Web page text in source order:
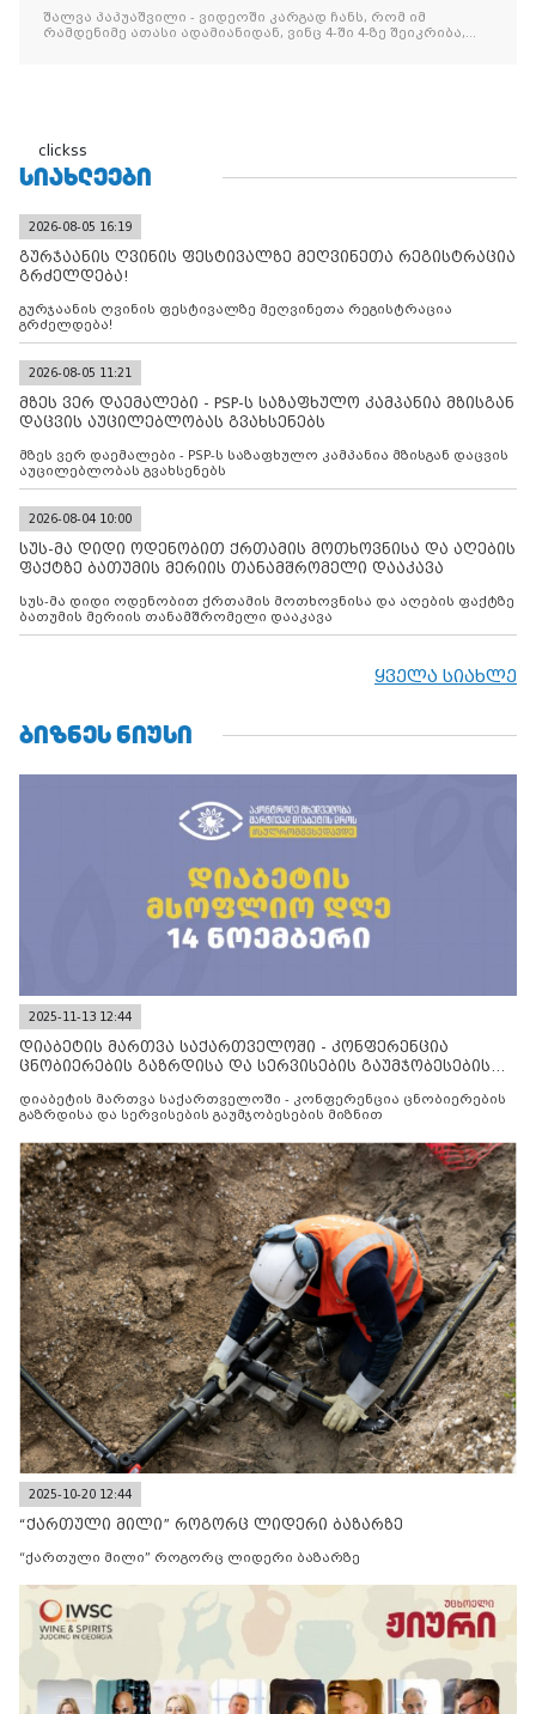
შეიკრიბა,
შალვა პაპუაშვილი - ვიდეოში კარგად ჩანს, რომ იმ
რამდენიმე ათასი ადამიანიდან, ვინც 4-ში 4-ზე შეიკრიბა,
clickss
ᲡᲘᲐᲮᲚᲔᲔᲑᲘ
2026-08-05 16:19
გურჯაანის ღვინის ფესტივალზე მეღვინეთა რეგისტრაცია
გრძელდება!
გურჯაანის ღვინის ფესტივალზე მეღვინეთა რეგისტრაცია
გრძელდება!
2026-08-05 11:21
მზეს ვერ დაემალები - PSP-ს საზაფხულო კამპანია მზისგან
დაცვის აუცილებლობას გვახსენებს
მზეს ვერ დაემალები - PSP-ს საზაფხულო კამპანია მზისგან დაცვის
აუცილებლობას გვახსენებს
2026-08-04 10:00
სუს-მა დიდი ოდენობით ქრთამის მოთხოვნისა და აღების
ფაქტზე ბათუმის მერიის თანამშრომელი დააკავა
სუს-მა დიდი ოდენობით ქრთამის მოთხოვნისა და აღების ფაქტზე
ბათუმის მერიის თანამშრომელი დააკავა
ყველა სიახლე
ᲑᲘᲖᲜᲔᲡ ᲜᲘᲣᲡᲘ
2025-11-13 12:44
დიაბეტის მართვა საქართველოში - კონფერენცია
ცნობიერების გაზრდისა და სერვისების გაუმჯობესების
დიაბეტის მართვა საქართველოში - კონფერენცია ცნობიერების
გაზრდისა და სერვისების გაუმჯობესების მიზნით
2025-10-20 12:44
“ქართული მილი” როგორც ლიდერი ბაზარზე
“ქართული მილი” როგორც ლიდერი ბაზარზე